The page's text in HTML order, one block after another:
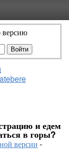
и едем
в горы?
версии -